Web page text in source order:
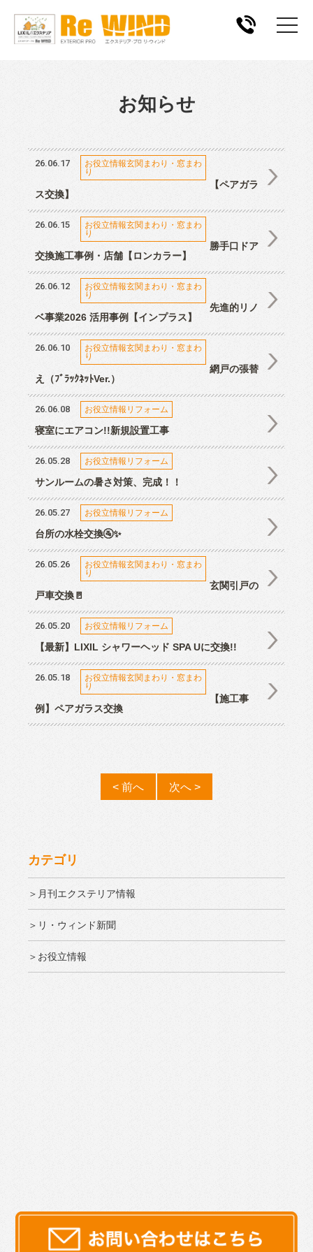
お知らせ
26.06.17
お役立情報玄関まわり・窓まわ
り
【ペアガラ
ス交換】
26.06.15
お役立情報玄関まわり・窓まわ
り
勝手口ドア
交換施工事例・店舗【ロンカラー】
26.06.12
お役立情報玄関まわり・窓まわ
り
先進的リノ
ベ事業2026 活用事例【インプラス】
26.06.10
お役立情報玄関まわり・窓まわ
り
網戸の張替
え（ﾌﾞﾗｯｸﾈｯﾄVer.）
26.06.08 お役立情報リフォーム
寝室にエアコン!!新規設置工事
26.05.28 お役立情報リフォーム
サンルームの暑さ対策、完成！！
26.05.27 お役立情報リフォーム
台所の水栓交換🚰✨
26.05.26
お役立情報玄関まわり・窓まわ
り
玄関引戸の
戸車交換🚪
26.05.20 お役立情報リフォーム
【最新】LIXIL シャワーヘッド SPA Uに交換!!
26.05.18
お役立情報玄関まわり・窓まわ
り
【施工事
例】ペアガラス交換
< 前へ 次へ >
カテゴリ
＞月刊エクステリア情報
＞リ・ウィンド新聞
＞お役立情報